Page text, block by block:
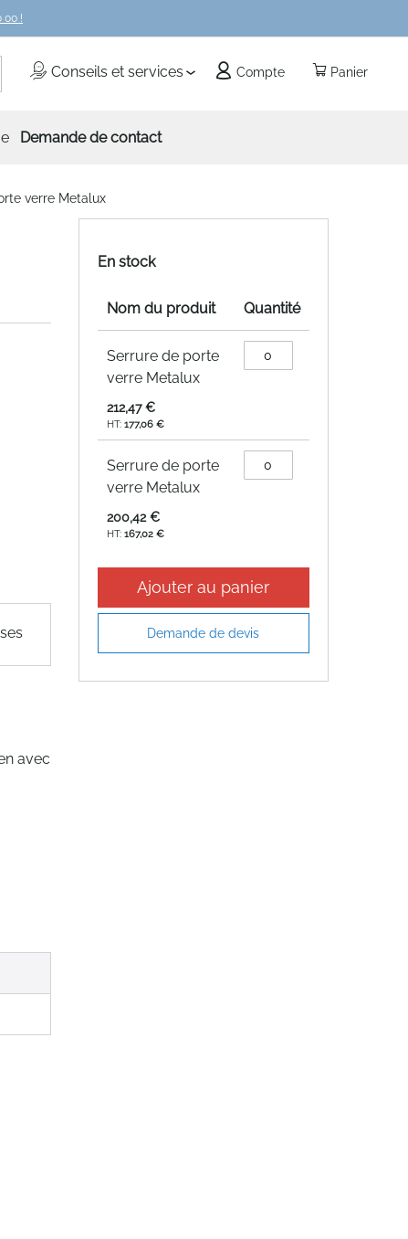
00 !
Panier
Conseils et services Compte
Rechercher
Demande de contact
verre Metalux
avec
En stock
du
produit
groupé
Nom du produit Quantité
Serrure de porte
verre Metalux
212,47 €
177,06 €
Serrure de porte
verre Metalux
200,42 €
167,02 €
Ajouter au panier
Demande de devis